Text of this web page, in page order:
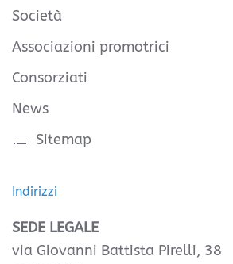
Società
Associazioni promotrici
Consorziati
News
Sitemap
Indirizzi
SEDE LEGALE
via Giovanni Battista Pirelli, 38